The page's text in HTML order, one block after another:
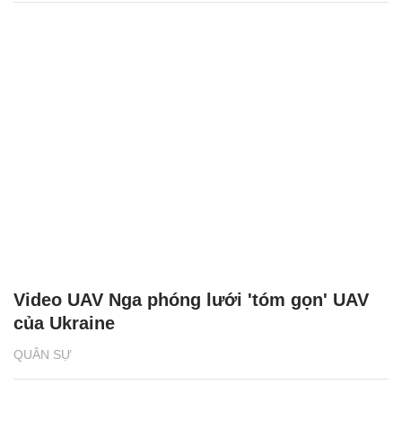
QUÂN SỰ
Video UAV Nga phóng lưới 'tóm gọn' UAV
của Ukraine